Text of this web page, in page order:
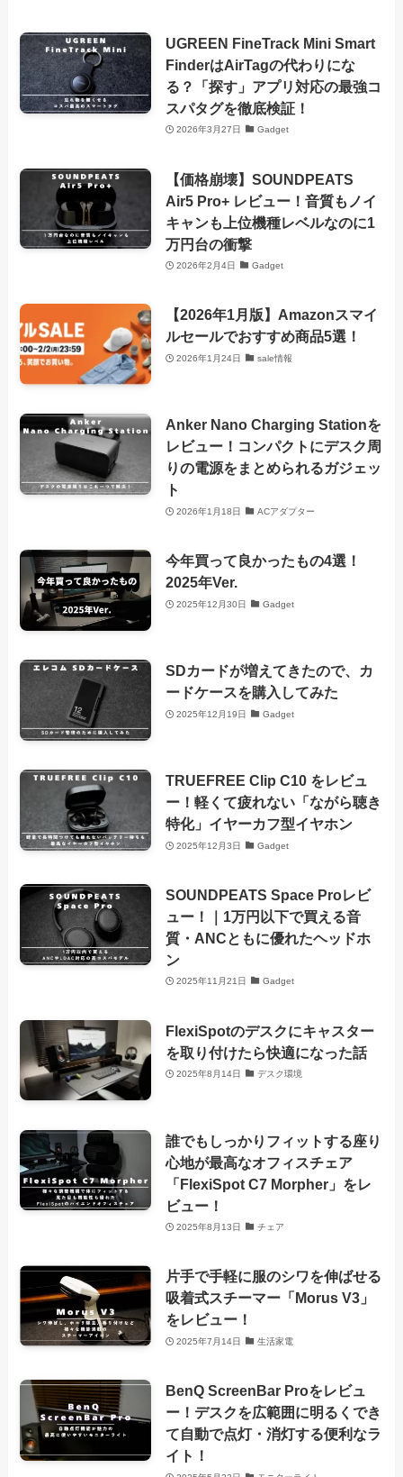
UGREEN FineTrack Mini Smart
FinderはAirTagの代わりにな
る？「探す」アプリ対応の最強コ
スパタグを徹底検証！
2026年3月27日 Gadget
【価格崩壊】SOUNDPEATS
Air5 Pro+ レビュー！音質もノイ
キャンも上位機種レベルなのに1
万円台の衝撃
2026年2月4日 Gadget
【2026年1月版】Amazonスマイ
ルセールでおすすめ商品5選！
2026年1月24日 sale情報
Anker Nano Charging Stationを
レビュー！コンパクトにデスク周
りの電源をまとめられるガジェッ
ト
2026年1月18日 ACアダプター
今年買って良かったもの4選！
2025年Ver.
2025年12月30日 Gadget
SDカードが増えてきたので、カ
ードケースを購入してみた
2025年12月19日 Gadget
TRUEFREE Clip C10 をレビュ
ー！軽くて疲れない「ながら聴き
特化」イヤーカフ型イヤホン
2025年12月3日 Gadget
SOUNDPEATS Space Proレビ
ュー！｜1万円以下で買える音
質・ANCともに優れたヘッドホ
ン
2025年11月21日 Gadget
FlexiSpotのデスクにキャスター
を取り付けたら快適になった話
2025年8月14日 デスク環境
誰でもしっかりフィットする座り
心地が最高なオフィスチェア
「FlexiSpot C7 Morpher」をレ
ビュー！
2025年8月13日 チェア
片手で手軽に服のシワを伸ばせる
吸着式スチーマー「Morus V3」
をレビュー！
2025年7月14日 生活家電
BenQ ScreenBar Proをレビュ
ー！デスクを広範囲に明るくでき
て自動で点灯・消灯する便利なラ
イト！